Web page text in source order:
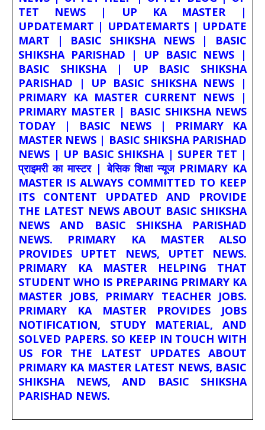
TET NEWS | UP KA MASTER |
UPDATEMART | UPDATEMARTS | UPDATE
MART | BASIC SHIKSHA NEWS | BASIC
SHIKSHA PARISHAD | UP BASIC NEWS |
BASIC SHIKSHA | UP BASIC SHIKSHA
PARISHAD | UP BASIC SHIKSHA NEWS |
PRIMARY KA MASTER CURRENT NEWS |
PRIMARY MASTER | BASIC SHIKSHA NEWS
TODAY | BASIC NEWS | PRIMARY KA
MASTER NEWS | BASIC SHIKSHA PARISHAD
NEWS | UP BASIC SHIKSHA | SUPER TET |
प्राइमरी का मास्टर | बेसिक शिक्षा न्यूज PRIMARY KA
MASTER IS ALWAYS COMMITTED TO KEEP
ITS CONTENT UPDATED AND PROVIDE
THE LATEST NEWS ABOUT BASIC SHIKSHA
NEWS AND BASIC SHIKSHA PARISHAD
NEWS. PRIMARY KA MASTER ALSO
PROVIDES UPTET NEWS, UPTET NEWS.
PRIMARY KA MASTER HELPING THAT
STUDENT WHO IS PREPARING PRIMARY KA
MASTER JOBS, PRIMARY TEACHER JOBS.
PRIMARY KA MASTER PROVIDES JOBS
NOTIFICATION, STUDY MATERIAL, AND
SOLVED PAPERS. SO KEEP IN TOUCH WITH
US FOR THE LATEST UPDATES ABOUT
PRIMARY KA MASTER LATEST NEWS, BASIC
SHIKSHA NEWS, AND BASIC SHIKSHA
PARISHAD NEWS.